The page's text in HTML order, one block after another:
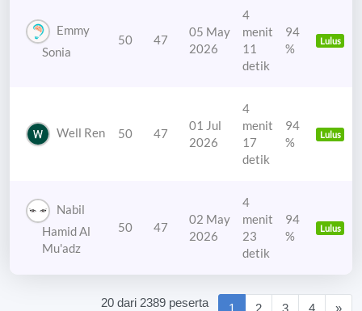
Emmy
Sonia
50 47
05 May
2026
4
menit
11
detik
94
%
Lulus
Well Ren 50 47
01 Jul
2026
4
menit
17
detik
94
%
Lulus
Nabil
Hamid Al
Mu'adz
50 47
02 May
2026
4
menit
23
detik
94
%
Lulus
20 dari 2389 peserta 1 (current)
2 3 4 »